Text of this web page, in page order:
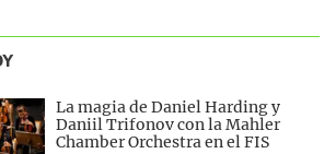
La magia de Daniel Harding y
Daniil Trifonov con la Mahler
Chamber Orchestra en el FIS